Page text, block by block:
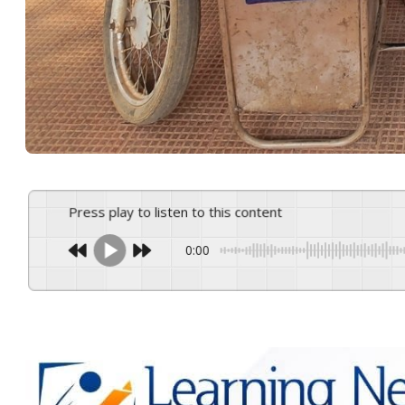
Press play to listen to this content
0:00